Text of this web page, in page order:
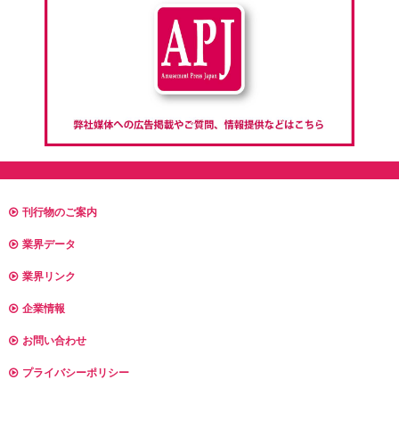
刊行物のご案内
業界データ
業界リンク
企業情報
お問い合わせ
プライバシーポリシー